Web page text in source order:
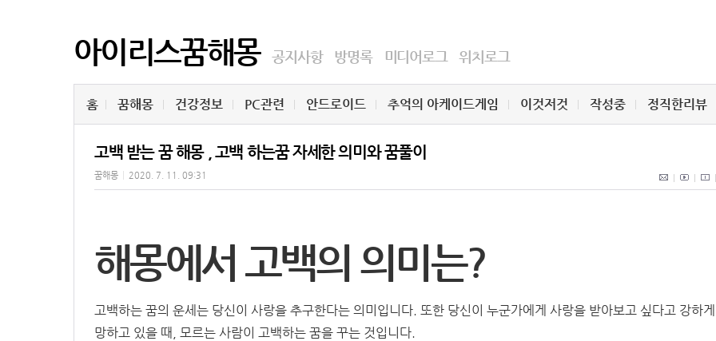
아이리스꿈해몽 공지사항 방명록 미디어로그 위치로그
홈 꿈해몽 건강정보 PC관련 안드로이드 추억의 아케이드게임 이것저것 작성중 정직한리뷰
고백 받는 꿈 해몽 , 고백 하는꿈 자세한 의미와 꿈풀이
꿈해몽 2020. 7. 11. 09:31
해몽에서 고백의 의미는?
고백하는 꿈의 운세는 당신이 사랑을 추구한다는 의미입니다. 또한 당신이 누군가에게 사랑을 받아보고 싶다고 강하게
망하고 있을 때, 모르는 사람이 고백하는 꿈을 꾸는 것입니다.